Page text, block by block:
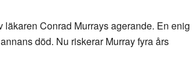
läkaren Conrad Murrays agerande. En enig
död. Nu riskerar Murray fyra års